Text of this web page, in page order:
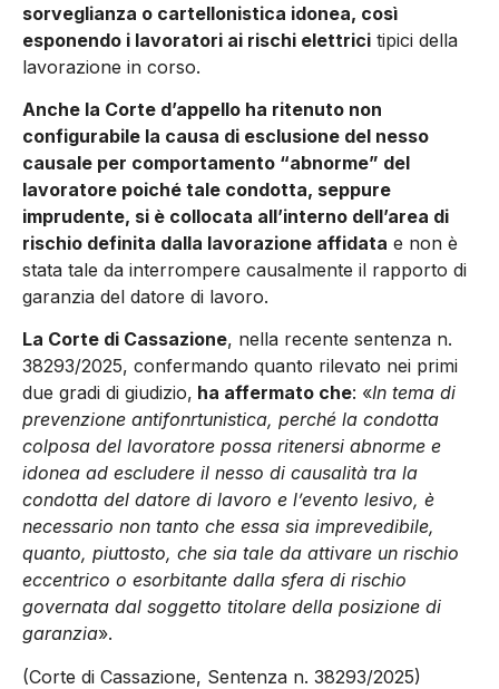
sorveglianza o cartellonistica idonea, così
esponendo i lavoratori ai rischi elettrici tipici della
lavorazione in corso.
Anche la Corte d’appello ha ritenuto non
configurabile la causa di esclusione del nesso
causale per comportamento “abnorme” del
lavoratore poiché tale condotta, seppure
imprudente, si è collocata all’interno dell’area di
rischio definita dalla lavorazione affidata e non è
stata tale da interrompere causalmente il rapporto di
garanzia del datore di lavoro.
La Corte di Cassazione, nella recente sentenza n.
38293/2025, confermando quanto rilevato nei primi
due gradi di giudizio, ha affermato che: «In tema di
prevenzione antifonrtunistica, perché la condotta
colposa del lavoratore possa ritenersi abnorme e
idonea ad escludere il nesso di causalità tra la
condotta del datore di lavoro e l’evento lesivo, è
necessario non tanto che essa sia imprevedibile,
quanto, piuttosto, che sia tale da attivare un rischio
eccentrico o esorbitante dalla sfera di rischio
governata dal soggetto titolare della posizione di
garanzia».
(Corte di Cassazione, Sentenza n. 38293/2025)